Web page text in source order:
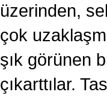
üzerinden,
çok
şık görünen
çıkarttılar.